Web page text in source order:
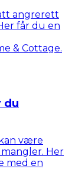
angrerett
får du en
& Cottage.
du
være
Her
med en